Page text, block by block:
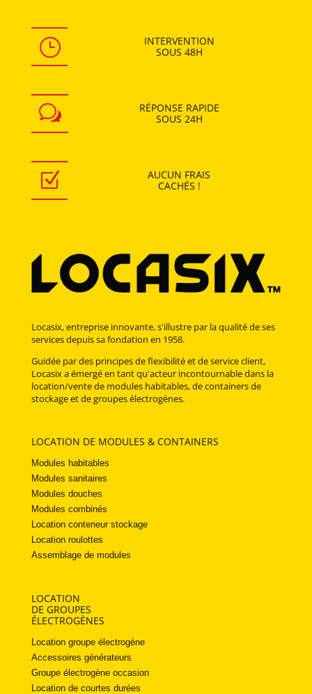
}
INTERVENTION
SOUS 48H
w
RÉPONSE RAPIDE
SOUS 24H
Z AUCUN FRAIS
CACHÉS !
Locasix, entreprise innovante, s'illustre par la qualité de ses
services depuis sa fondation en 1958.
Guidée par des principes de flexibilité et de service client,
Locasix a émergé en tant qu'acteur incontournable dans la
location/vente de modules habitables, de containers de
stockage et de groupes électrogènes.
LOCATION DE MODULES & CONTAINERS
Modules habitables
Modules sanitaires
Modules douches
Modules combinés
Location conteneur stockage
Location roulottes
Assemblage de modules
LOCATION
DE GROUPES
ÉLECTROGÈNES
Location groupe électrogène
Accessoires générateurs
Groupe électrogène occasion
Location de courtes durées